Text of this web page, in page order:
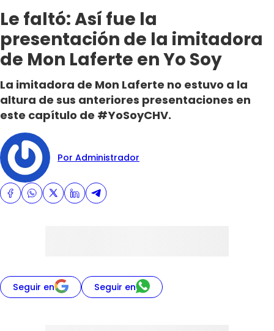
Le faltó: Así fue la
presentación de la imitadora
de Mon Laferte en Yo Soy
La imitadora de Mon Laferte no estuvo a la
altura de sus anteriores presentaciones en
este capítulo de #YoSoyCHV.
Por Administrador
Seguir en Seguir en
El Tiempo
Sabingo
Todos Los Programas